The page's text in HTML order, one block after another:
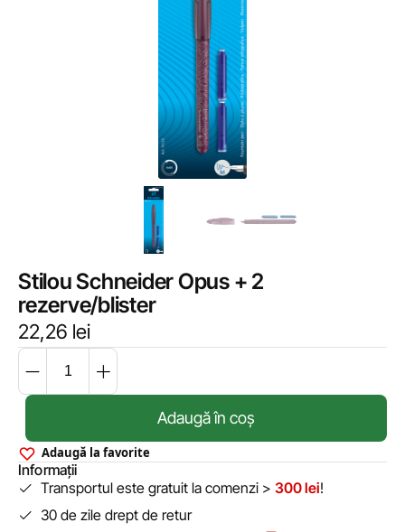
Stilou Schneider Opus + 2
rezerve/blister
22,26 lei
Adaugă în coș
Adaugă la favorite
Informații
Transportul este gratuit la comenzi > 300 lei!
30 de zile drept de retur